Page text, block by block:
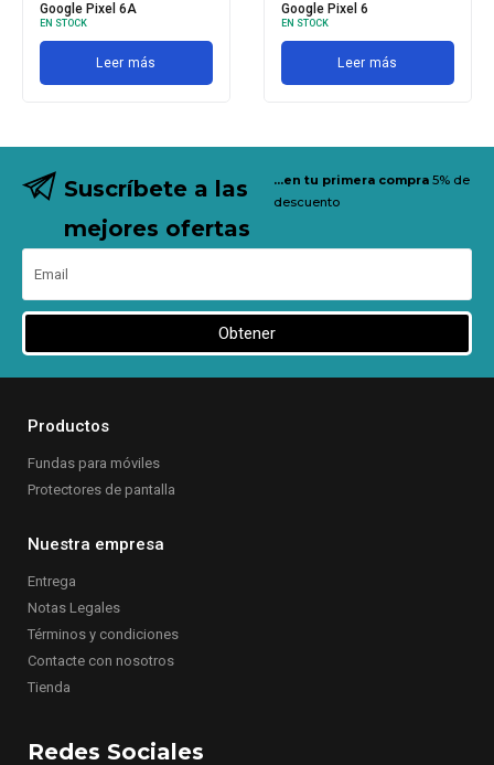
Google Pixel 6A
EN STOCK
Leer más
Google Pixel 6
EN STOCK
Leer más
Suscríbete a las
mejores ofertas
...en tu primera compra 5% de
descuento
Obtener
Productos
Fundas para móviles
Protectores de pantalla
Nuestra empresa
Entrega
Notas Legales
Términos y condiciones
Contacte con nosotros
Tienda
Redes Sociales